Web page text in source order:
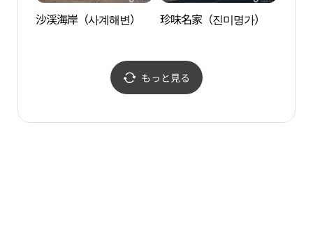
沙渓海岸（사계해변） 珍味名家（진미명가）
もっと見る